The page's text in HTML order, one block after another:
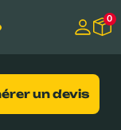
0
un devis